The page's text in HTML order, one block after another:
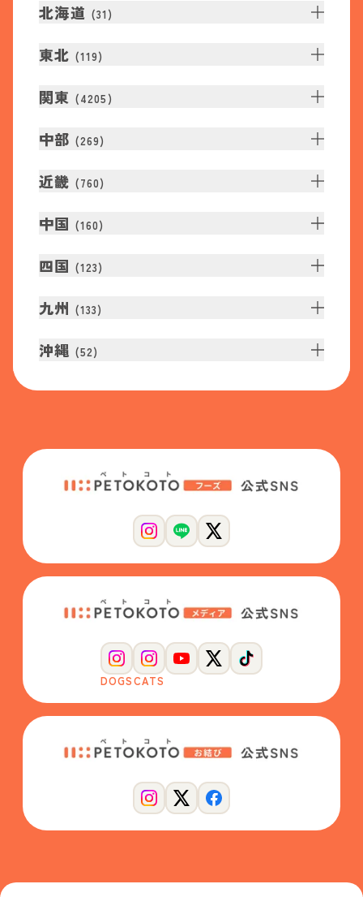
北海道 (31 )
東北 (119)
関東 (4205 )
中部 (269)
近畿 (760)
中国 (160)
四国 (123)
九州 (133)
沖縄 (52)
DOGSCATS